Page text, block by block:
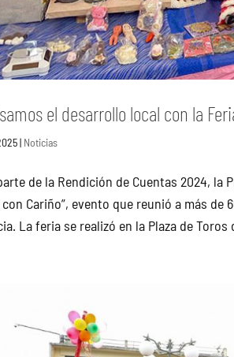
el desarrollo local con la
| Noticias
de la Rendición de Cuentas 2024,
con Cariño”, evento que reunió a más
La feria se realizó en la Plaza de Toros